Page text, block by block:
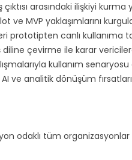
arasındaki ilişkiyi
ve MVP yaklaşımlarını
prototipten canlı kullanıma
diline çevirme ile karar
kullanım
ve analitik dönüşüm
odaklı tüm